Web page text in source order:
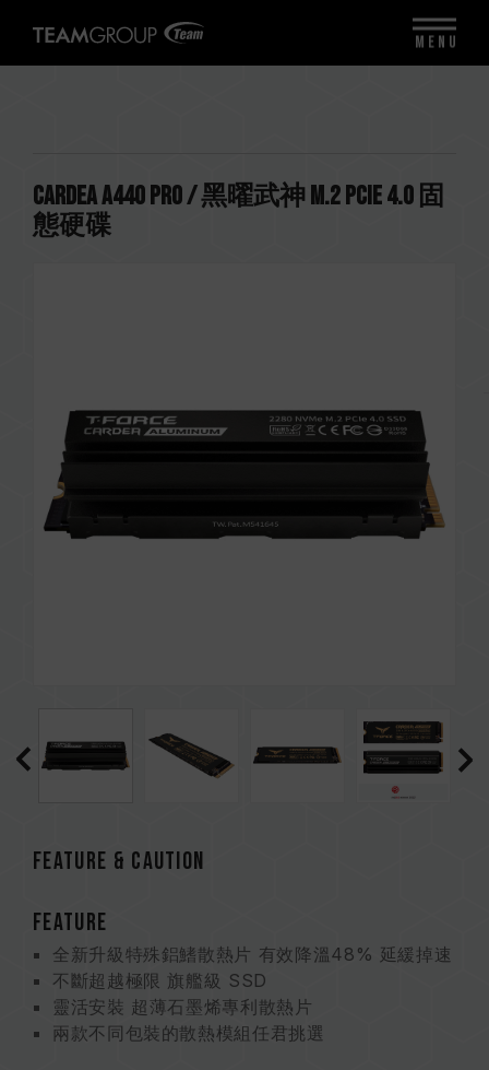
CARDEA A440 PRO / 黑曜武神 M.2 PCIe 4.0 固
態硬碟
FEATURE & CAUTION
FEATURE
全新升級特殊鋁鰭散熱片 有效降溫48% 延緩掉速
不斷超越極限 旗艦級 SSD
靈活安裝 超薄石墨烯專利散熱片
兩款不同包裝的散熱模組任君挑選
MENU